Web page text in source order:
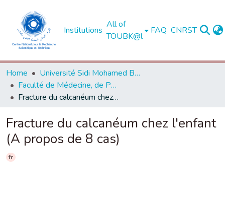
Institutions
All of
TOUBK@l
FAQ CNRST
Home
Université Sidi Mohamed Ben Abdellah de Fès
Faculté de Médecine, de Pharmacie et de Médecine Dentaire - Fès
Fracture du calcanéum chez l'enfant (A propos de 8 cas)
Fracture du calcanéum chez l'enfant
(A propos de 8 cas)
fr